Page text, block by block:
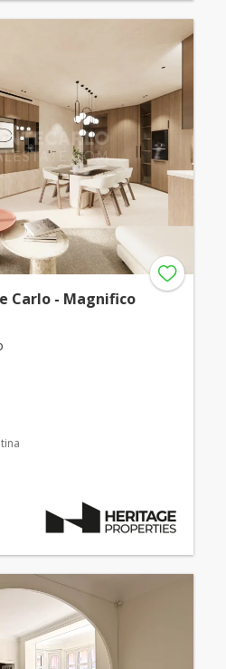
Carlo - Magnifico